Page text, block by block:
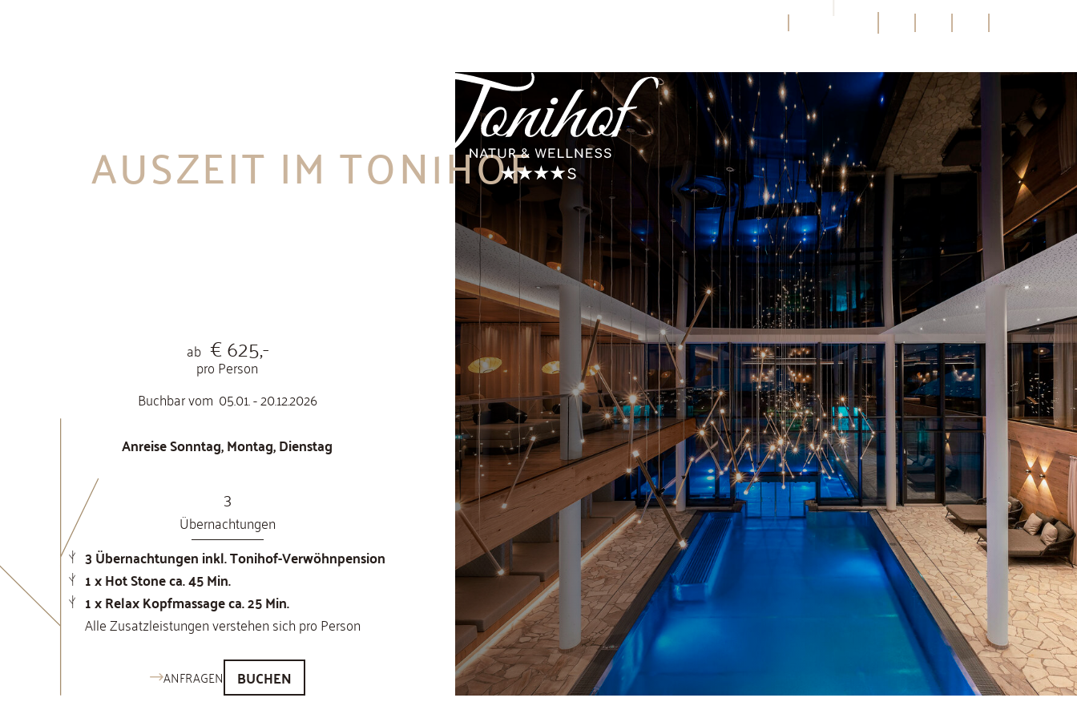
BILDER
AUSZEIT IM TONIHOF
ab € 625,-
pro Person
Buchbar vom 05.01. - 20.12.2026
Anreise Sonntag, Montag, Dienstag
3
Übernachtungen
3 Übernachtungen inkl. Tonihof-Verwöhnpension
1 x Hot Stone ca. 45 Min.
1 x Relax Kopfmassage ca. 25 Min.
Alle Zusatzleistungen verstehen sich pro Person
BUCHEN
ANFRAGEN